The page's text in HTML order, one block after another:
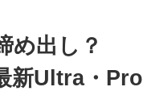
め出し？
新Ultra・Pro